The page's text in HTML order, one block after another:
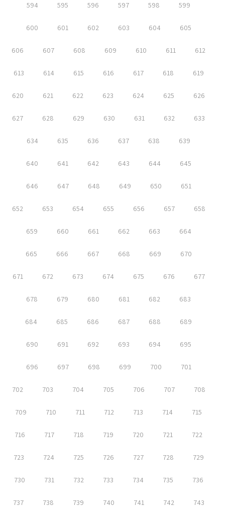
594 595 596 597 598 599
600 601 602 603 604 605
606 607 608 609 610 611 612
613 614 615 616 617 618 619
620 621 622 623 624 625 626
627 628 629 630 631 632 633
634 635 636 637 638 639
640 641 642 643 644 645
646 647 648 649 650 651
652 653 654 655 656 657 658
659 660 661 662 663 664
665 666 667 668 669 670
671 672 673 674 675 676 677
678 679 680 681 682 683
684 685 686 687 688 689
690 691 692 693 694 695
696 697 698 699 700 701
702 703 704 705 706 707 708
709 710 711 712 713 714 715
716 717 718 719 720 721 722
723 724 725 726 727 728 729
730 731 732 733 734 735 736
737 738 739 740 741 742 743